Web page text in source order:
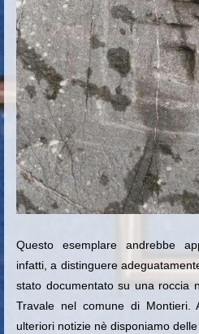
Questo esemplare andrebbe
infatti, a distinguere
stato documentato su una roccia
Travale nel comune di Montieri.
ulteriori notizie nè disponiamo delle